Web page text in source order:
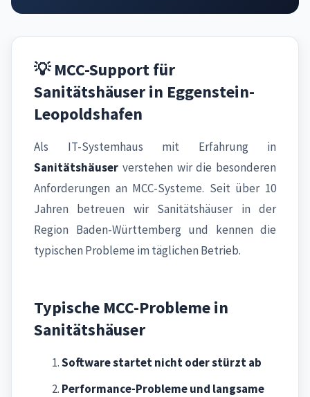
💡 MCC-Support für
Sanitätshäuser in Eggenstein-
Leopoldshafen
Als IT-Systemhaus mit Erfahrung in
Sanitätshäuser verstehen wir die besonderen
Anforderungen an MCC-Systeme. Seit über 10
Jahren betreuen wir Sanitätshäuser in der
Region Baden-Württemberg und kennen die
typischen Probleme im täglichen Betrieb.
Typische MCC-Probleme in
Sanitätshäuser
Software startet nicht oder stürzt ab
Performance-Probleme und langsame